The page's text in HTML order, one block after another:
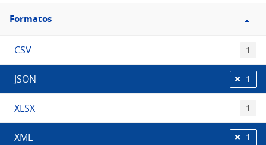
Filtro
Formatos
Formatos
CSV 1
JSON 1
XLSX 1
XML 1